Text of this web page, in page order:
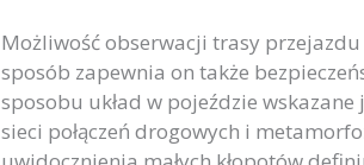
Możliwość obserwacji trasy
sposób zapewnia on także
sposobu układ w pojeździe
sieci połączeń drogowych i